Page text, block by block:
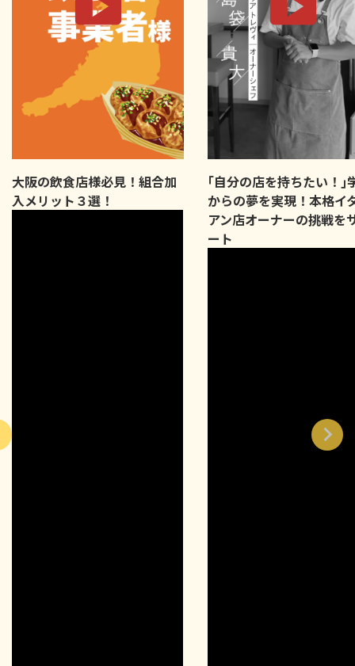
大阪の飲食店様必見！組合加
入メリット３選！
｢自分の店を持ちたい！｣
からの夢を実現！本格イ
アン店オーナーの挑戦を
ート